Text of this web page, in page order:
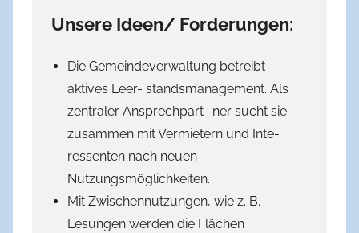
Unsere Ideen/ Forderungen:
Die Gemeindeverwaltung betreibt
aktives Leer- standsmanagement. Als
zentraler Ansprechpart- ner sucht sie
zusammen mit Vermietern und Inte-
ressenten nach neuen
Nutzungsmöglichkeiten.
Mit Zwischennutzungen, wie z. B.
Lesungen werden die Flächen